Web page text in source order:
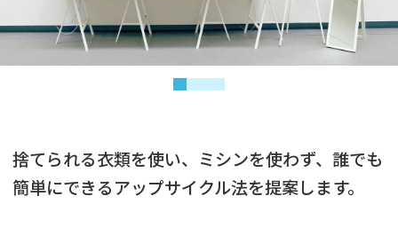
捨てられる衣類を使い、ミシンを使わず、誰でも
簡単にできるアップサイクル法を提案します。